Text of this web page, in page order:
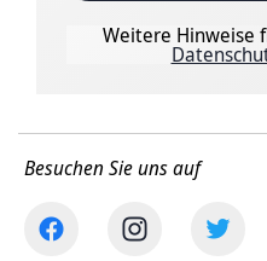
Weitere Hinweise
Besuchen Sie uns auf